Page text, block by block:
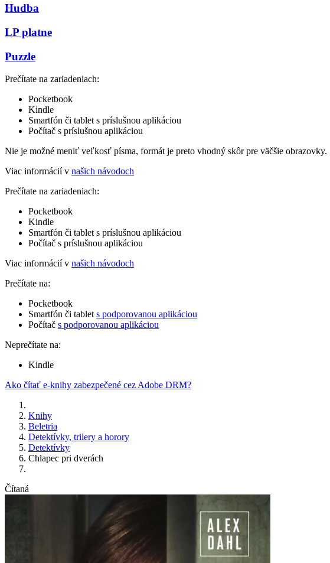
Hudba
LP platne
Puzzle
Prečítate na zariadeniach:
Pocketbook
Kindle
Smartfón či tablet s príslušnou aplikáciou
Počítač s príslušnou aplikáciou
Nie je možné meniť veľkosť písma, formát je preto vhodný skôr pre väčšie obrazovky.
Viac informácií v našich návodoch
Prečítate na zariadeniach:
Pocketbook
Kindle
Smartfón či tablet s príslušnou aplikáciou
Počítač s príslušnou aplikáciou
Viac informácií v našich návodoch
Prečítate na:
Pocketbook
Smartfón či tablet s podporovanou aplikáciou
Počítač s podporovanou aplikáciou
Neprečítate na:
Kindle
Ako čítať e-knihy zabezpečené cez Adobe DRM?
Knihy
Beletria
Detektívky, trilery a horory
Detektívky
Chlapec pri dverách
Čítaná